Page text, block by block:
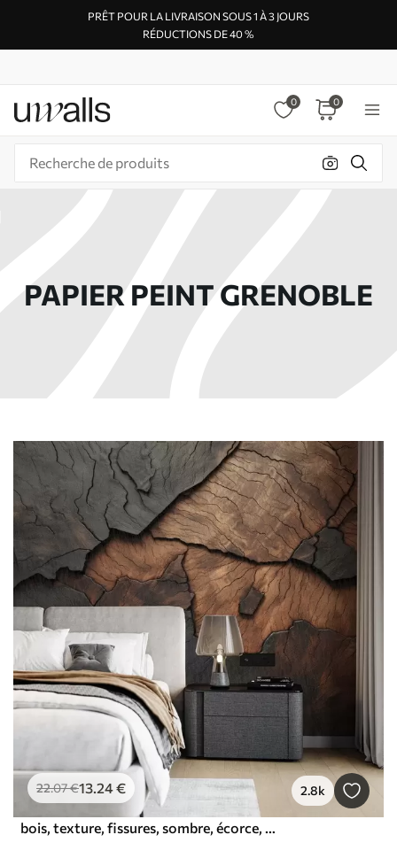
PRÊT POUR LA LIVRAISON SOUS 1 À 3 JOURS
RÉDUCTIONS DE 40 %
0 0
PAPIER PEINT GRENOBLE
22.07€13.24€ 2.8k
bois, texture, fissures, sombre, écorce, surface